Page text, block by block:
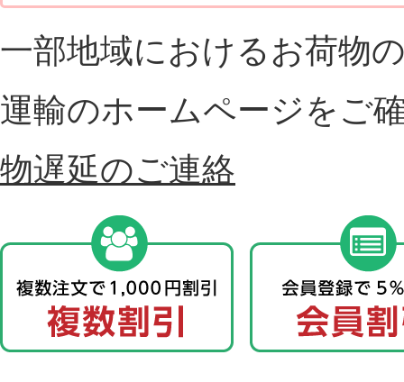
一部地域におけるお荷物
運輸のホームページをご
物遅延のご連絡